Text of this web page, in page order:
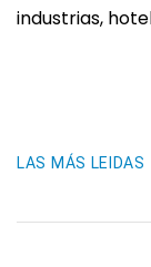
industrias,
LAS MÁS LEIDAS